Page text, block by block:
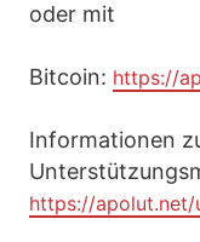
oder mit
Bitcoin: https://
Informationen
https://